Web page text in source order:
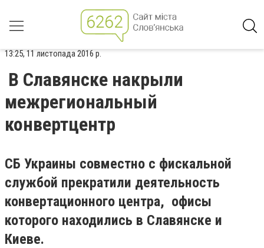
13:25, 11 листопада 2016 р.
В Славянске накрыли
межрегиональный
конвертцентр
СБ Украины совместно с фискальной
службой прекратили деятельность
конвертационного центра, офисы
которого находились в Славянске и
Киеве.